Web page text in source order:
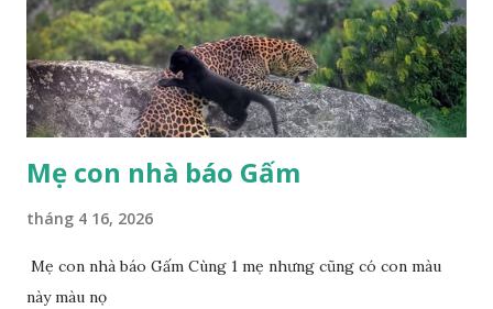
Mẹ con nhà báo Gấm
tháng 4 16, 2026
Mẹ con nhà báo Gấm Cùng 1 mẹ nhưng cũng có con màu
này màu nọ